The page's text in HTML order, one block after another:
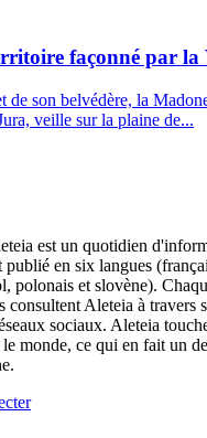
façonné par la
de son belvédère, la
veille sur la plaine de...
est un quotidien
publié en six langues
polonais et slovène).
consultent Aleteia à travers
sociaux. Aleteia
monde, ce qui en fait un